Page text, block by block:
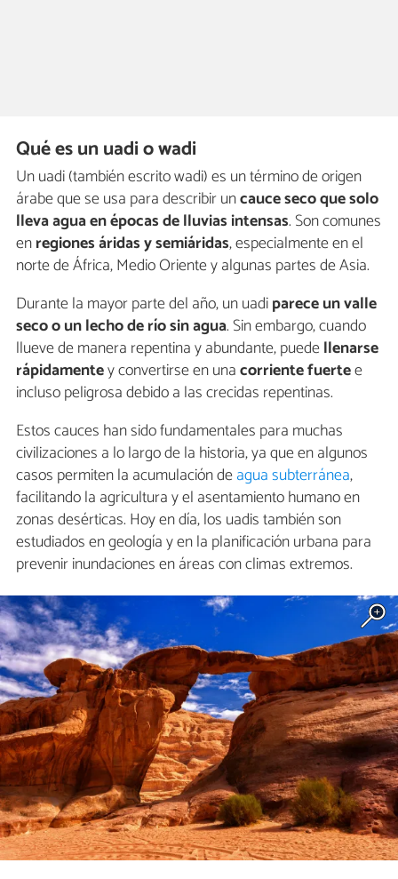
Qué es un uadi o wadi
Un uadi (también escrito wadi) es un término de origen
árabe que se usa para describir uncauce seco que solo
lleva agua en épocas de lluvias intensas. Son comunes
enregiones áridas y semiáridas, especialmente en el
norte de África, Medio Oriente y algunas partes de Asia.
Durante la mayor parte del año, un uadiparece un valle
seco o un lecho de río sin agua. Sin embargo, cuando
llueve de manera repentina y abundante, puedellenarse
rápidamentey convertirse en unacorriente fuertee
incluso peligrosa debido a las crecidas repentinas.
Estos cauces han sido fundamentales para muchas
civilizaciones a lo largo de la historia, ya que en algunos
casos permiten la acumulación deagua subterránea,
facilitando la agricultura y el asentamiento humano en
zonas desérticas. Hoy en día, los uadis también son
estudiados en geología y en la planificación urbana para
prevenir inundaciones en áreas con climas extremos.